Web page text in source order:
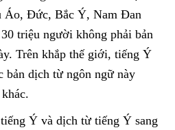
Áo, Đức, Bắc Ý, Nam Đan
triệu người không phải bản
Trên khắp thế giới, tiếng Ý
bản dịch từ ngôn ngữ này
Ý và dịch từ tiếng Ý sang